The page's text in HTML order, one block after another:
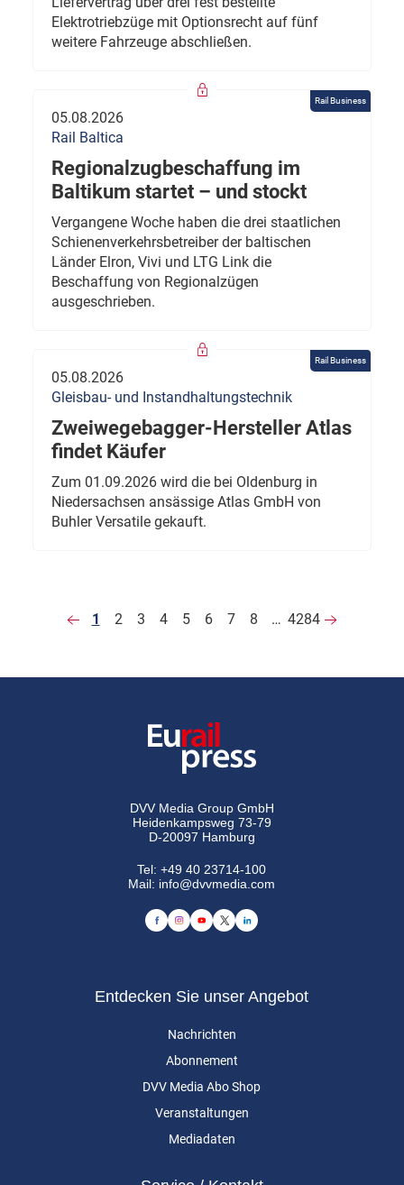
Elektrotriebzüge mit Optionsrecht auf fünf
weitere Fahrzeuge abschließen.
Rail Business
05.08.2026
Rail Baltica
Regionalzugbeschaffung im
Baltikum startet – und stockt
Vergangene Woche haben die drei staatlichen
Schienenverkehrsbetreiber der baltischen
Länder Elron, Vivi und LTG Link die
Beschaffung von Regionalzügen
ausgeschrieben.
Rail Business
05.08.2026
Gleisbau- und Instandhaltungstechnik
Zweiwegebagger-Hersteller Atlas
findet Käufer
Zum 01.09.2026 wird die bei Oldenburg in
Niedersachsen ansässige Atlas GmbH von
Buhler Versatile gekauft.
1 2 3 4 5 6 7 8 … 4284
DVV Media Group GmbH
Heidenkampsweg 73-79
D-20097 Hamburg
Tel:+49 40 23714-100
Mail: info@dvvmedia.com
Entdecken Sie unser Angebot
Nachrichten
Abonnement
DVV Media Abo Shop
Veranstaltungen
Mediadaten